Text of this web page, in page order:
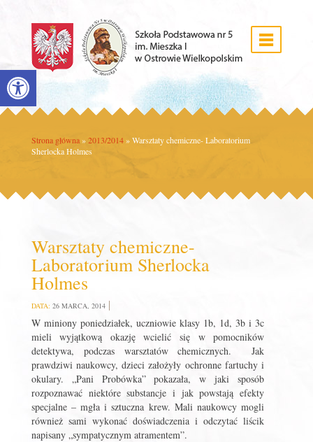
Open toolbar
Strona główna » 2013/2014 »Warsztaty chemiczne- Laboratorium
Sherlocka Holmes
Warsztaty chemiczne-
Laboratorium Sherlocka
Holmes
DATA: 26 MARCA, 2014
W miniony poniedziałek, uczniowie klasy 1b, 1d, 3b i 3c
mieli wyjątkową okazję wcielić się w pomocników
detektywa, podczas warsztatów chemicznych. Jak
prawdziwi naukowcy, dzieci założyły ochronne fartuchy i
okulary. „Pani Probówka” pokazała, w jaki sposób
rozpoznawać niektóre substancje i jak powstają efekty
specjalne – mgła i sztuczna krew. Mali naukowcy mogli
również sami wykonać doświadczenia i odczytać liścik
napisany „sympatycznym atramentem”.